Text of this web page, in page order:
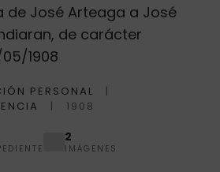
de José Arteaga a José
de carácter
1908
PERSONAL
1908
2
IMÁGENES